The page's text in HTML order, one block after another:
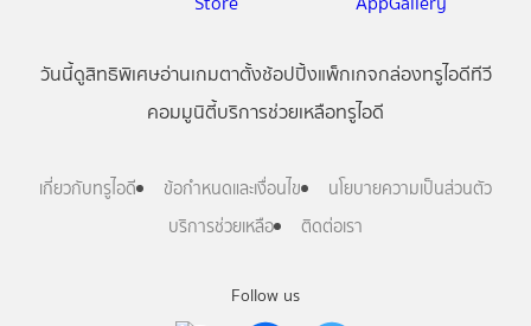
Follow us
วันนี้ดูสิทธิพิเศษอ่านเกมตาตั้งช้อปปิ้งแพ็กเกจกล่องทรูไอดีทีวี
คอมมูนิตี้บริการช่วยเหลือทรูไอดี
เกี่ยวกับทรูไอดี ข้อกำหนดและเงื่อนไข
นโยบายความเป็นส่วนตัว
บริการช่วยเหลือ
ติดต่อเรา